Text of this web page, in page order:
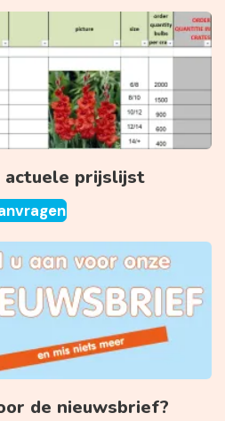
actuele prijslijst
de nieuwsbrief?